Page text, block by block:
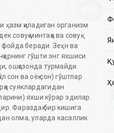
ҳазм қиладиган организм
совуқ минтақа ва совуқ
беради. Зеҳн ва
гўшти энг яхшиси
ошқозонда турмайди.
сон ва оёқ сон) гўштлар
суяклардагидан
яхши кўрар эдилар.
Фараздақ бир кишига
олма, уларда касаллик